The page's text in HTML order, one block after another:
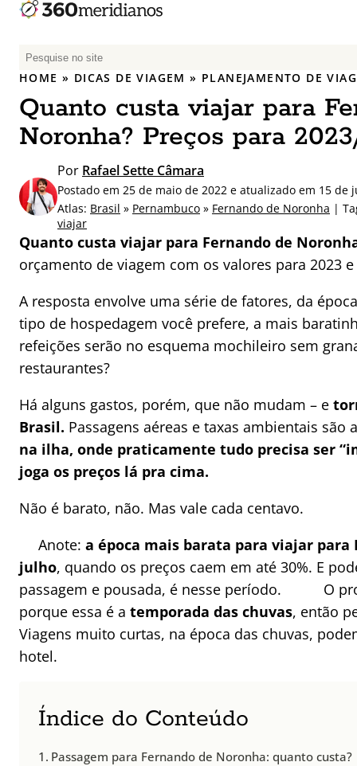
P
e
q
u
i
a
r
o
r
HOME » DICAS DE VIAGEM » PLANEJAMENTO DE
Quanto custa viajar para
Noronha? Preços para
Por Rafael Sette Câmara
Postado em 25 de maio de 2022 e atualizado em 15 de
Atlas: Brasil » Pernambuco » Fernando de Noronha |
viajar
Quanto custa viajar para Fernando de
orçamento de viagem com os valores para 2023 e
A resposta envolve uma série de fatores, da
tipo de hospedagem você prefere, a mais
refeições serão no esquema mochileiro sem
restaurantes?
Há alguns gastos, porém, que não mudam – e
Brasil. Passagens aéreas e taxas ambientais são
na ilha, onde praticamente tudo precisa ser
joga os preços lá pra cima.
Não é barato, não. Mas vale cada centavo.
Anote: a época mais barata para viajar
julho, quando os preços caem em até 30%. E
passagem e pousada, é nesse período.
O
porque essa é a temporada das chuvas, então
Viagens muito curtas, na época das chuvas,
hotel.
Índice do Conteúdo
Passagem para Fernando de Noronha: quanto custa?